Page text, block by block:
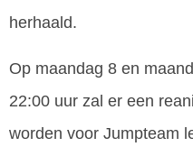
herhaald.
Op maandag 8 en
22:00 uur zal er een
worden voor Jumpteam